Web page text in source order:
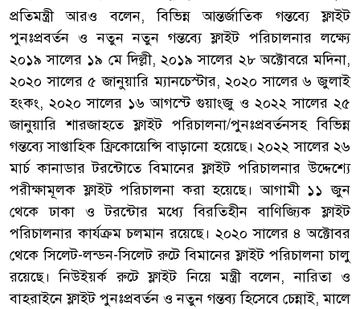
প্রতিমন্ত্রী আরও বলেন, বিভিন্ন আন্তর্জাতিক গন্তব্যে ফ্লাইট
পুনঃপ্রবর্তন ও নতুন নতুন গন্তব্যে ফ্লাইট পরিচালনার লক্ষ্যে
২০১৯ সালের ১৯ মে দিল্লী, ২০১৯ সালের ২৮ অক্টোবরে মদিনা,
২০২০ সালের ৫ জানুয়ারি ম্যানচেস্টার, ২০২০ সালের ৬ জুলাই
হংকং, ২০২০ সালের ১৬ আগস্টে গুয়াংজু ও ২০২২ সালের ২৫
জানুয়ারি শারজাহতে ফ্লাইট পরিচালনা/পুনঃপ্রবর্তনসহ বিভিন্ন
গন্তব্যে সাপ্তাহিক ফ্রিকোয়েন্সি বাড়ানো হয়েছে। ২০২২ সালের ২৬
মার্চ কানাডার টরন্টোতে বিমানের ফ্লাইট পরিচালনার উদ্দেশ্যে
পরীক্ষামূলক ফ্লাইট পরিচালনা করা হয়েছে। আগামী ১১ জুন
থেকে ঢাকা ও টরন্টোর মধ্যে বিরতিহীন বাণিজ্যিক ফ্লাইট
পরিচালনার কার্যক্রম চলমান রয়েছে। ২০২০ সালের ৪ অক্টোবর
থেকে সিলেট-লন্ডন-সিলেট রুটে বিমানের ফ্লাইট পরিচালনা চালু
রয়েছে। নিউইয়র্ক রুটে ফ্লাইট নিয়ে মন্ত্রী বলেন, নারিতা ও
বাহরাইনে ফ্লাইট পুনঃপ্রবর্তন ও নতুন গন্তব্য হিসেবে চেন্নাই, মালে